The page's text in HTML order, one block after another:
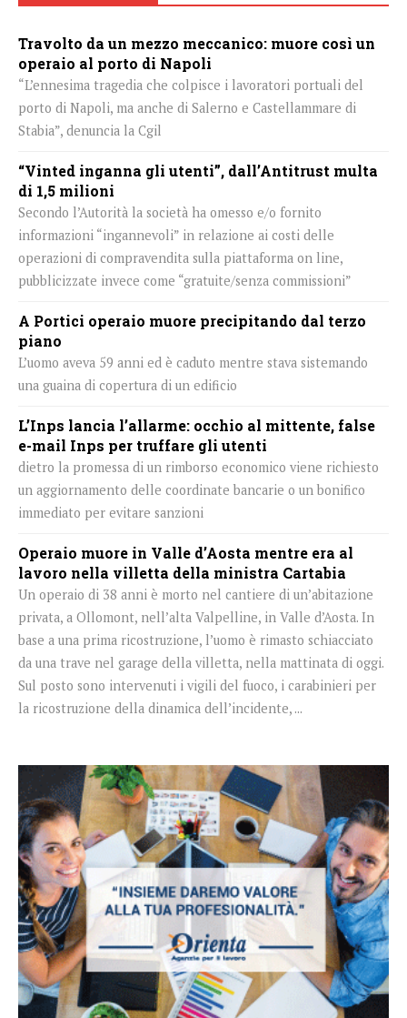
Travolto da un mezzo meccanico: muore così un
operaio al porto di Napoli
“L’ennesima tragedia che colpisce i lavoratori portuali del
porto di Napoli, ma anche di Salerno e Castellammare di
Stabia”, denuncia la Cgil
“Vinted inganna gli utenti”, dall’Antitrust multa
di 1,5 milioni
Secondo l’Autorità la società ha omesso e/o fornito
informazioni “ingannevoli” in relazione ai costi delle
operazioni di compravendita sulla piattaforma on line,
pubblicizzate invece come “gratuite/senza commissioni”
A Portici operaio muore precipitando dal terzo
piano
L’uomo aveva 59 anni ed è caduto mentre stava sistemando
una guaina di copertura di un edificio
L’Inps lancia l’allarme: occhio al mittente, false
e-mail Inps per truffare gli utenti
dietro la promessa di un rimborso economico viene richiesto
un aggiornamento delle coordinate bancarie o un bonifico
immediato per evitare sanzioni
Operaio muore in Valle d’Aosta mentre era al
lavoro nella villetta della ministra Cartabia
Un operaio di 38 anni è morto nel cantiere di un’abitazione
privata, a Ollomont, nell’alta Valpelline, in Valle d’Aosta. In
base a una prima ricostruzione, l’uomo è rimasto schiacciato
da una trave nel garage della villetta, nella mattinata di oggi.
Sul posto sono intervenuti i vigili del fuoco, i carabinieri per
la ricostruzione della dinamica dell’incidente, ...